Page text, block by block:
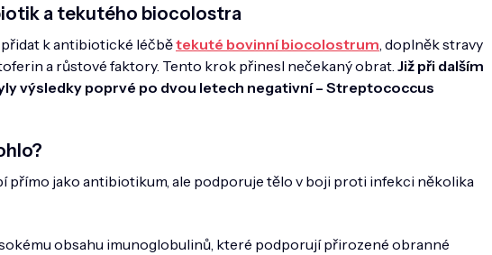
a tekutého biocolostra
k antibiotické léčbětekuté bovinní biocolostrum, doplněk stravy
a růstové faktory. Tento krok přinesl nečekaný obrat.Již při dalším
výsledky poprvé po dvou letech negativní – Streptococcus
přímo jako antibiotikum, ale podporuje tělo v boji proti infekci několika
obsahu imunoglobulinů, které podporují přirozené obranné